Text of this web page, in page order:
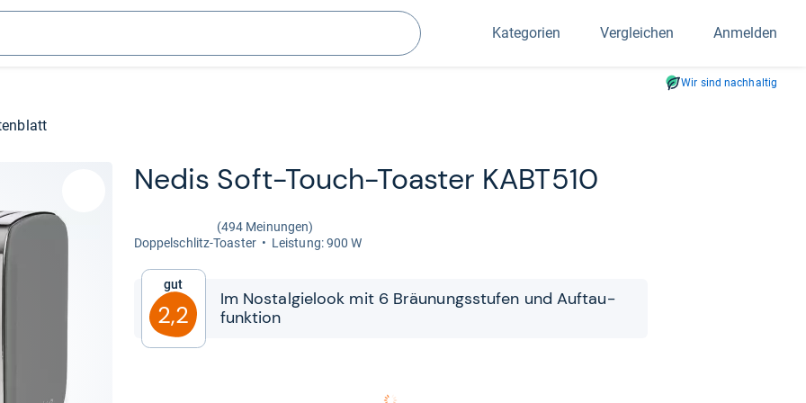
Suchen
Kategorien Vergleichen Anmelden
Wir sind nachhaltig
Nedis Soft-​Touch-​Toas­ter KABT510
(494 Meinungen)
Dop­pel­schlitz-​Toas­ter
Leis­tung: 900 W
Gut
2,2
Im Nost­al­gie­look mit 6 Bräu­nungs­stu­fen und Auf­tau­
funk­tion